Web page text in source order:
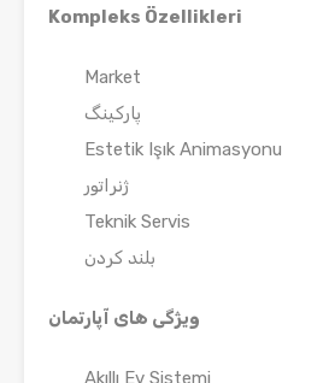
Kompleks Özellikleri
Market
پارکینگ
Estetik Işık Animasyonu
ژنراتور
Teknik Servis
بلند کردن
ویژگی های آپارتمان
Akıllı Ev Sistemi